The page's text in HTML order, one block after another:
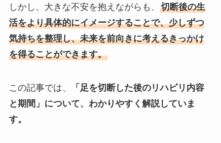
しかし、大きな不安を抱えながらも、 切断後の生
活をより具体的にイメージすることで、少しずつ
気持ちを整理し、未来を前向きに考えるきっかけ
を得ることができます。
この記事では、
「足を切断した後のリハビリ内容
と期間」について、わかりやすく解説していま
す。